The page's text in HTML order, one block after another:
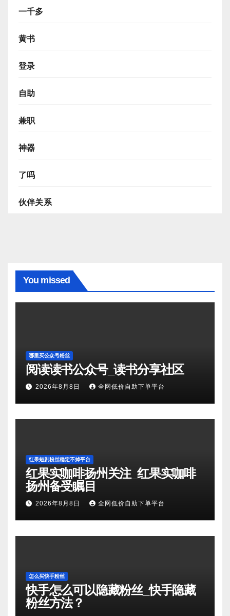
一千多
黄书
登录
自助
兼职
神器
了吗
伙伴关系
You missed
哪里买公众号粉丝
阅读读书公众号_读书分享社区
2026年8月8日 全网低价自助下单平台
红果短剧粉丝稳定不掉平台
红果实咖啡扬州关注_红果实咖啡
扬州备受瞩目
2026年8月8日 全网低价自助下单平台
怎么买快手粉丝
快手怎么可以隐藏粉丝_快手隐藏
粉丝方法？